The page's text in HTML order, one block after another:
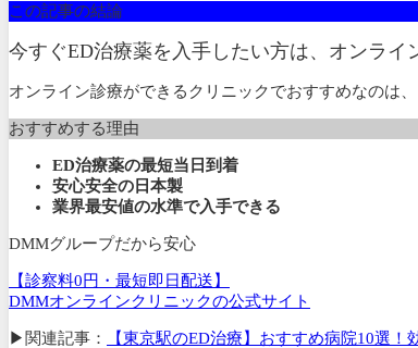
この記事の結論
今すぐED治療薬を入手したい方は、オンライ
オンライン診療ができるクリニックでおすすめなのは、
おすすめする理由
ED治療薬の最短当日到着
安心安全の日本製
業界最安値の水準で入手できる
DMMグループだから安心
【診察料0円・最短即日配送】
DMMオンラインクリニックの公式サイト
▶関連記事： 【東京駅のED治療】おすすめ病院10選